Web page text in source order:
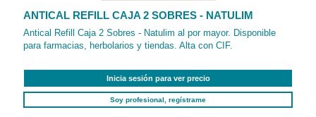
ANTICAL REFILL CAJA 2 SOBRES - NATULIM
Antical Refill Caja 2 Sobres - Natulim al por mayor. Disponible
para farmacias, herbolarios y tiendas. Alta con CIF.
Inicia sesión para ver precio
Soy profesional, regístrame